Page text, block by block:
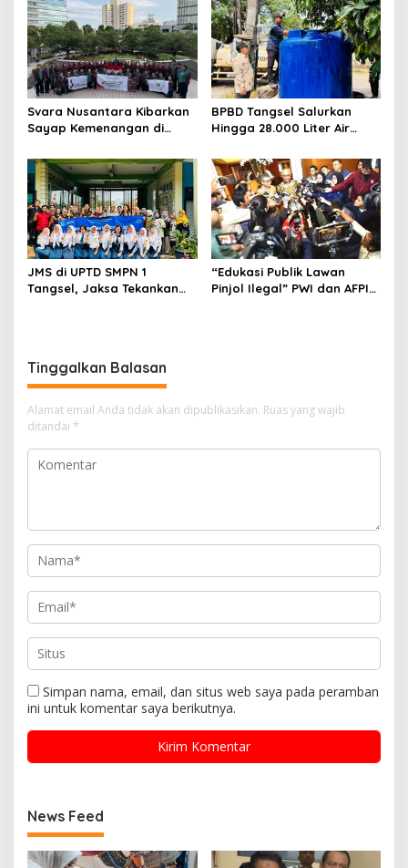
Sentuhan Kemanusiaan dan
Keberlanjutan
Tersangka
Svara Nusantara Kibarkan
Sayap Kemenangan di
BPBD Tangsel Salurkan
Hingga 28.000 Liter Air
Warga Terdampak
Kekeringan
JMS di UPTD SMPN 1
Tangsel, Jaksa Tekankan
“Edukasi Publik Lawan
Pinjol Ilegal” PWI dan AFPI
Tinggalkan Balasan
Alamat email Anda tidak akan dipublikasikan. Ruas yang wajib
ditandai *
Simpan nama, email, dan situs web saya pada peramban
ini untuk komentar saya berikutnya.
News Feed